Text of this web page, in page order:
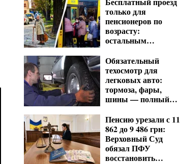
только для
пенсионеров по
возрасту:
остальным
несмотря на
удостоверение
Обязательный
техосмотр для
легковых авто:
тормоза, фары,
шины — полный
Пенсию урезали с 11
862 до 9 486 грн:
Верховный Суд
обязал ПФУ
восстановить